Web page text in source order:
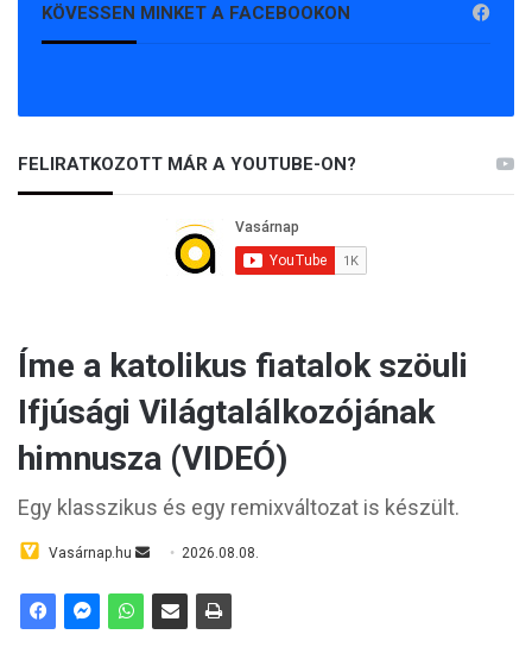
KÖVESSEN MINKET A FACEBOOKON
FELIRATKOZOTT MÁR A YOUTUBE-ON?